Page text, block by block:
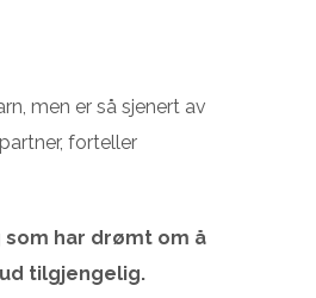
men er så sjenert av
forteller
som har drømt om å
tilgjengelig.